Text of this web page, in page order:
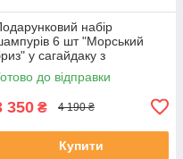
набір
6 шт "Морський
у сагайдаку з
шкіри
до відправки
350 ₴ 4 190 ₴
Купити